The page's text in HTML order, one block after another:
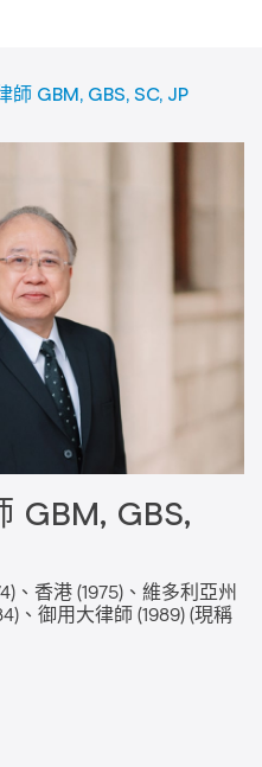
師 GBM, GBS, SC, JP
GBM, GBS,
、香港 (1975)、維多利亞州
、御用大律師 (1989) (現稱